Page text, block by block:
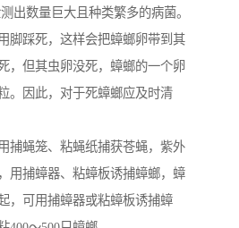
出数量巨大且种类繁多的病菌。
脚踩死，这样会把蟑螂卵带到其
，但其虫卵没死，蟑螂的一个卵
。因此，对于死蟑螂应及时清
捕蝇笼、粘蝇纸捕获苍蝇，紫外
用捕蟑器、粘蟑板诱捕蟑螂，蟑
，可用捕蟑器或粘蟑板诱捕蟑